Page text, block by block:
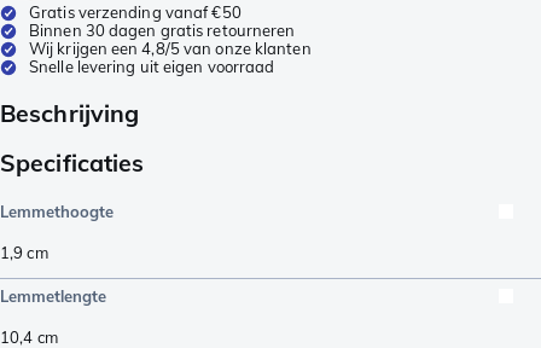
Gratis verzending vanaf €50
Binnen 30 dagen gratis retourneren
Wij krijgen een 4,8/5 van onze klanten
Snelle levering uit eigen voorraad
Beschrijving
Specificaties
Lemmethoogte
1,9 cm
Lemmetlengte
10,4 cm